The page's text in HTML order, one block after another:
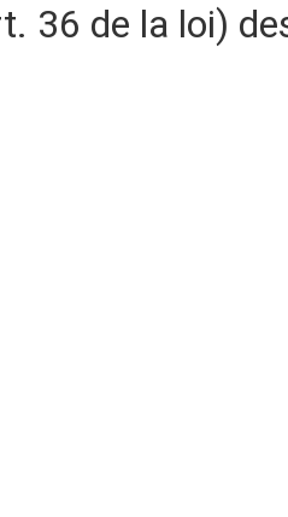
36 de la loi)